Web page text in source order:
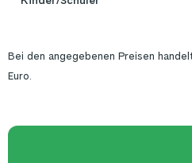
Bei den angegebenen Preisen
Euro.